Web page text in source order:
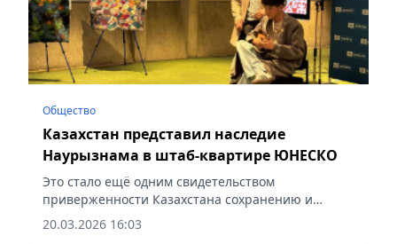
Общество
Казахстан представил наследие
Наурызнама в штаб-квартире ЮНЕСКО
Это стало ещё одним свидетельством
приверженности Казахстана сохранению и
продвижению нематериального культурного
наследия, сообщает Vecher.kz.
20.03.2026 16:03